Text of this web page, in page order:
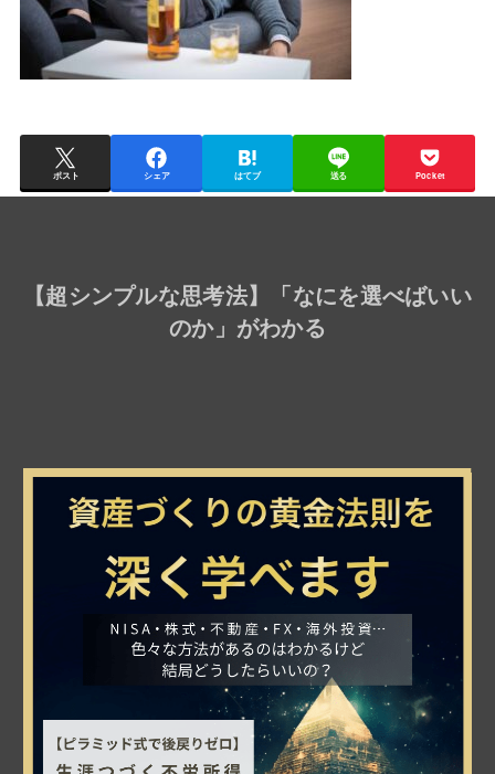
ポスト シェア はてブ 送る Pocket
【超シンプルな思考法】「なにを選べばいい
のか」がわかる